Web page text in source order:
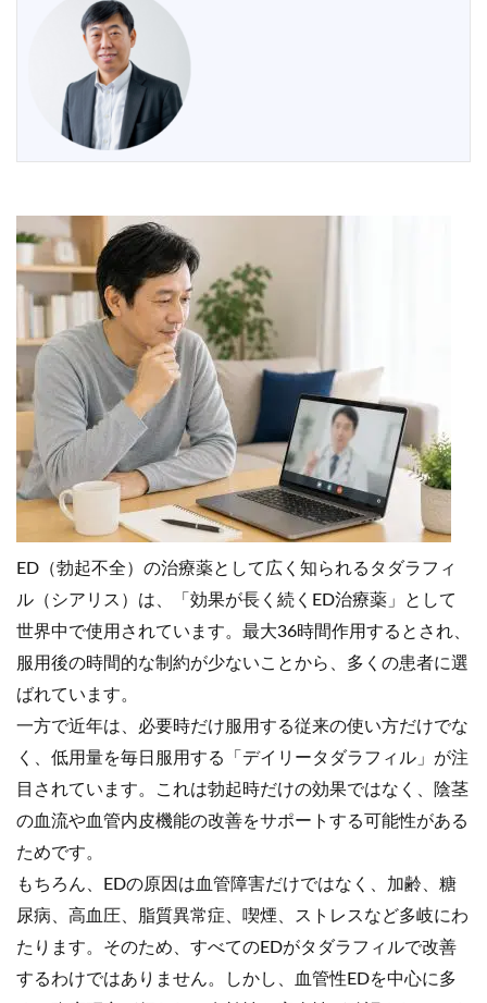
ED（勃起不全）の治療薬として広く知られるタダラフィ
ル（シアリス）は、「効果が長く続くED治療薬」として
世界中で使用されています。最大36時間作用するとされ、
服用後の時間的な制約が少ないことから、多くの患者に選
ばれています。
一方で近年は、必要時だけ服用する従来の使い方だけでな
く、低用量を毎日服用する「デイリータダラフィル」が注
目されています。これは勃起時だけの効果ではなく、陰茎
の血流や血管内皮機能の改善をサポートする可能性がある
ためです。
もちろん、EDの原因は血管障害だけではなく、加齢、糖
尿病、高血圧、脂質異常症、喫煙、ストレスなど多岐にわ
たります。そのため、すべてのEDがタダラフィルで改善
するわけではありません。しかし、血管性EDを中心に多